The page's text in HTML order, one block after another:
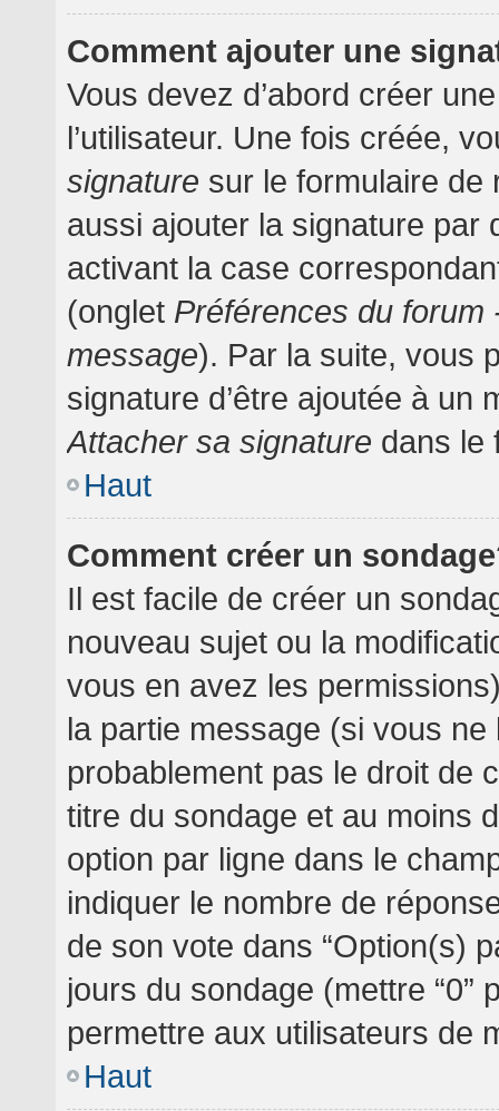
Comment ajouter une
Vous devez d’abord créer
l’utilisateur. Une fois créée,
signature sur le formulaire de
aussi ajouter la signature par
activant la case
(onglet Préférences du
message). Par la suite, vous
signature d’être ajoutée à un
Attacher sa signature dans le
Haut
Comment créer un
Il est facile de créer un
nouveau sujet ou la
vous en avez les
la partie message (si vous ne
probablement pas le droit de
titre du sondage et au moins
option par ligne dans le
indiquer le nombre de
de son vote dans “Option(s)
jours du sondage (mettre “0”
permettre aux utilisateurs de
Haut